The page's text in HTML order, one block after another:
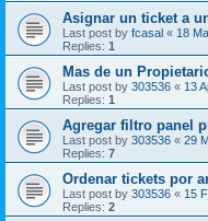
Asignar un ticket a
Last post by fcasal « 18
Replies: 1
Mas de un
Last post by 303536 « 13
Replies: 1
Agregar filtro panel
Last post by 303536 « 29
Replies: 7
Ordenar tickets por
Last post by 303536 « 15
Replies: 2